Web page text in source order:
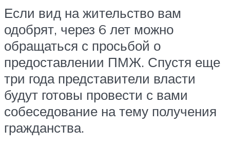
Если вид на жительство вам
одобрят, через 6 лет можно
обращаться с просьбой о
предоставлении ПМЖ. Спустя еще
три года представители власти
будут готовы провести с вами
собеседование на тему получения
гражданства.